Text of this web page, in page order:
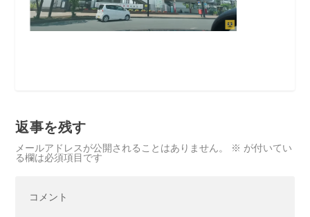
返事を残す
メールアドレスが公開されることはありません。 ※ が付いてい
る欄は必須項目です